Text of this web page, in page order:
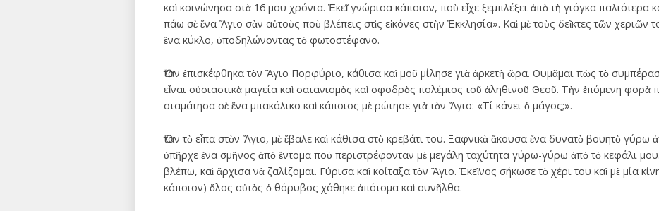
καὶ κοινώνησα στὰ 16 μου χρόνια. Ἐκεῖ γνώρισα κάποιον, ποὺ εἶχε ξεμπλέξει ἀπὸ τὴ γιόγκα παλιότερα
πάω σὲ ἕνα Ἅγιο σὰν αὐτοὺς ποὺ βλέπεις στὶς εἰκόνες στὴν Ἐκκλησία». Καὶ μὲ τοὺς δεῖκτες τῶν χεριῶν
ἕνα κύκλο, ὑποδηλώνοντας τὸ φωτοστέφανο.
Ὅταν ἐπισκέφθηκα τὸν Ἅγιο Πορφύριο, κάθισα καὶ μοῦ μίλησε γιὰ ἀρκετὴ ὥρα. Θυμᾶμαι πὼς τὸ
εἶναι οὐσιαστικὰ μαγεία καὶ σατανισμὸς καὶ σφοδρὸς πολέμιος τοῦ ἀληθινοῦ Θεοῦ. Τὴν ἑπόμενη
σταμάτησα σὲ ἕνα μπακάλικο καὶ κάποιος μὲ ρώτησε γιὰ τὸν Ἅγιο: «Τί κάνει ὁ μάγος;».
Ὅταν τὸ εἶπα στὸν Ἅγιο, μὲ ἔβαλε καὶ κάθισα στὸ κρεβάτι του. Ξαφνικὰ ἄκουσα ἕνα δυνατὸ βουητὸ γύρω
ὑπῆρχε ἕνα σμῆνος ἀπὸ ἔντομα ποὺ περιστρέφονταν μὲ μεγάλη ταχύτητα γύρω-γύρω ἀπὸ τὸ κεφάλι
βλέπω, καὶ ἄρχισα νὰ ζαλίζομαι. Γύρισα καὶ κοίταξα τὸν Ἅγιο. Ἐκεῖνος σήκωσε τὸ χέρι του καὶ μὲ μία
κάποιον) ὅλος αὐτὸς ὁ θόρυβος χάθηκε ἀπότομα καὶ συνῆλθα.